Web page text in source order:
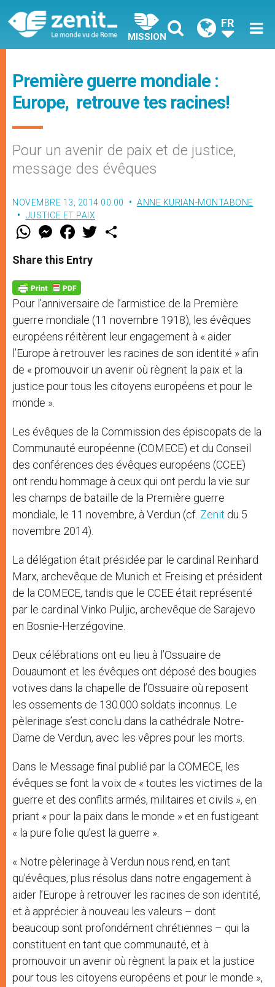
MISSION
FR
Première guerre mondiale :
Europe, retrouve tes racines!
Pour un avenir de paix et de justice,
message des évêques
NOVEMBRE 13, 2014 00:00
ANNE KURIAN-MONTABONE
JUSTICE ET PAIX
W
t
s
p
p
M
e
s
e
g
e
r
F
a
e
b
o
k
w
Share this Entry
Pour l’anniversaire de l’armistice de la Première
guerre mondiale (11 novembre 1918), les évêques
européens réitèrent leur engagement à « aider
l’Europe à retrouver les racines de son identité » afin
de « promouvoir un avenir où règnent la paix et la
justice pour tous les citoyens européens et pour le
monde ».
Les évêques de la Commission des épiscopats de la
Communauté européenne (COMECE) et du Conseil
des conférences des évêques européens (CCEE)
ont rendu hommage à ceux qui ont perdu la vie sur
les champs de bataille de la Première guerre
mondiale, le 11 novembre, à Verdun (cf. Zenit du 5
novembre 2014).
La délégation était présidée par le cardinal Reinhard
Marx, archevêque de Munich et Freising et président
de la COMECE, tandis que le CCEE était représenté
par le cardinal Vinko Puljic, archevêque de Sarajevo
en Bosnie-Herzégovine.
Deux célébrations ont eu lieu à l’Ossuaire de
Douaumont et les évêques ont déposé des bougies
votives dans la chapelle de l’Ossuaire où reposent
les ossements de 130.000 soldats inconnus. Le
pèlerinage s’est conclu dans la cathédrale Notre-
Dame de Verdun, avec les vêpres pour les morts.
Dans le Message final publié par la COMECE, les
évêques se font la voix de « toutes les victimes de la
guerre et des conflits armés, militaires et civils », en
priant « pour la paix dans le monde » et en fustigeant
« la pure folie qu’est la guerre ».
« Notre pèlerinage à Verdun nous rend, en tant
qu’évêques, plus résolus dans notre engagement à
aider l’Europe à retrouver les racines de son identité,
et à apprécier à nouveau les valeurs – dont
beaucoup sont profondément chrétiennes – qui la
constituent en tant que communauté, et à
promouvoir un avenir où règnent la paix et la justice
pour tous les citoyens européens et pour le monde »,